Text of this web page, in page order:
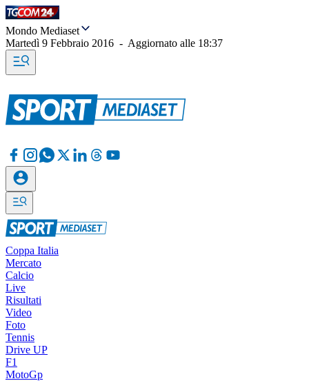
Mondo Mediaset
Martedì 9 Febbraio 2016 - Aggiornato alle 18:37
Coppa Italia
Mercato
Calcio
Live
Risultati
Video
Foto
Tennis
Drive UP
F1
MotoGp